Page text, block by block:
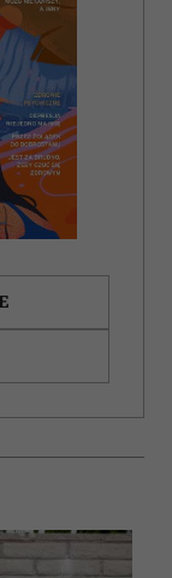
innymi danymi